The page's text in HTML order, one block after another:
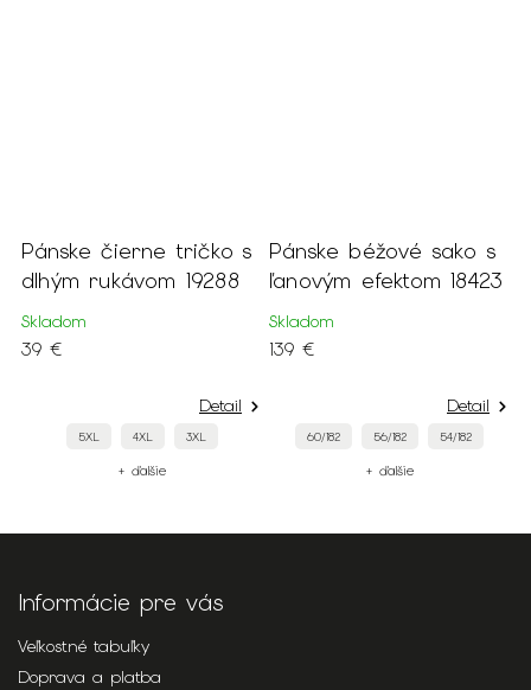
Pánske čierne tričko s
dlhým rukávom 19288
Skladom
39 €
Detail
5XL 4XL 3XL
+ ďalšie
Pánske béžové sako s
ľanovým efektom 18423
Skladom
139 €
Detail
60/182 56/182 54/182
+ ďalšie
Informácie pre vás
Veľkostné tabuľky
Doprava a platba